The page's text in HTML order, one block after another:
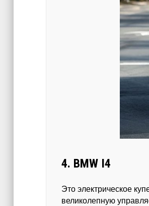
4. BMW I4
Это электрическое
великолепную